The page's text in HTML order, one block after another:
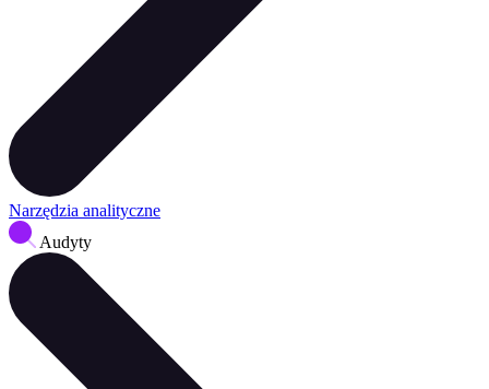
Narzędzia analityczne
Audyty